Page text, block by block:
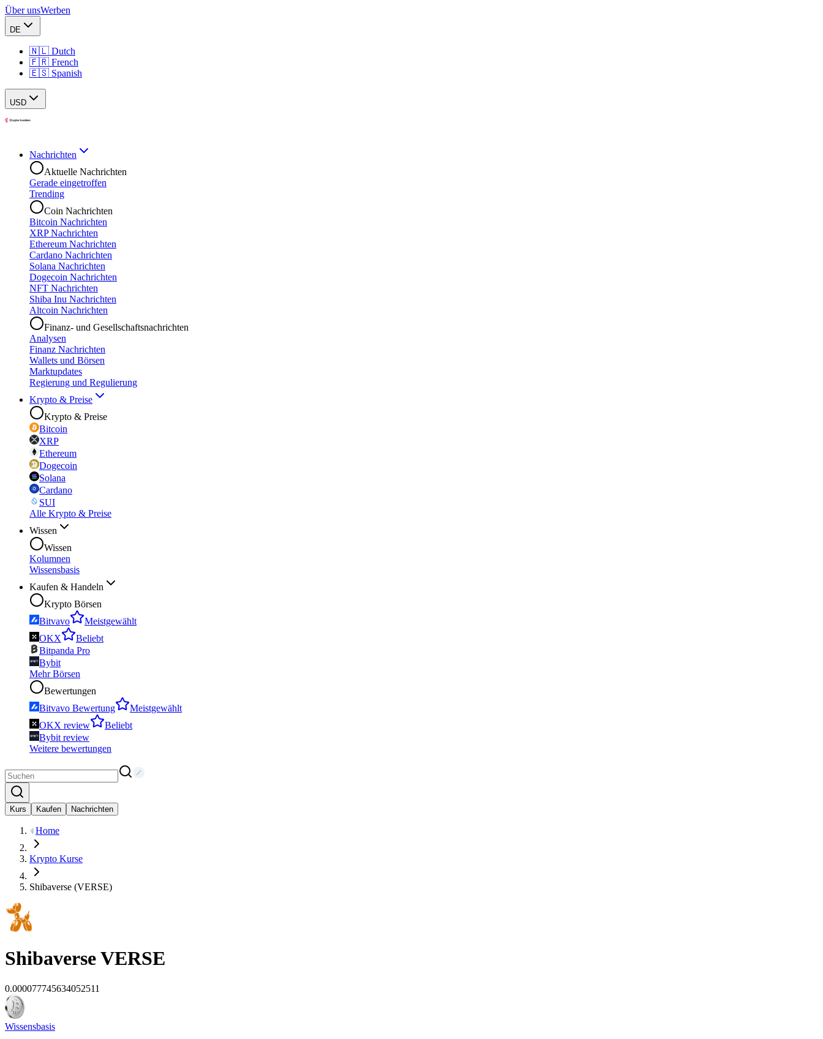
Über unsWerben
DE
🇳🇱 Dutch
🇫🇷 French
🇪🇸 Spanish
USD
Nachrichten
Aktuelle Nachrichten
Gerade eingetroffen
Trending
Coin Nachrichten
Bitcoin Nachrichten
XRP Nachrichten
Ethereum Nachrichten
Cardano Nachrichten
Solana Nachrichten
Dogecoin Nachrichten
NFT Nachrichten
Shiba Inu Nachrichten
Altcoin Nachrichten
Finanz- und Gesellschaftsnachrichten
Analysen
Finanz Nachrichten
Wallets und Börsen
Marktupdates
Regierung und Regulierung
Krypto & Preise
Krypto & Preise
Bitcoin
XRP
Ethereum
Dogecoin
Solana
Cardano
SUI
Alle Krypto & Preise
Wissen
Wissen
Kolumnen
Wissensbasis
Kaufen & Handeln
Krypto Börsen
Bitvavo
Meistgewählt
OKX
Beliebt
Bitpanda Pro
Bybit
Mehr Börsen
Bewertungen
Bitvavo Bewertung
Meistgewählt
OKX review
Beliebt
Bybit review
Weitere bewertungen
Kurs Kaufen Nachrichten
Home
Krypto Kurse
Shibaverse (VERSE)
ShibaverseVERSE
0.000077745634052511
Wissensbasis